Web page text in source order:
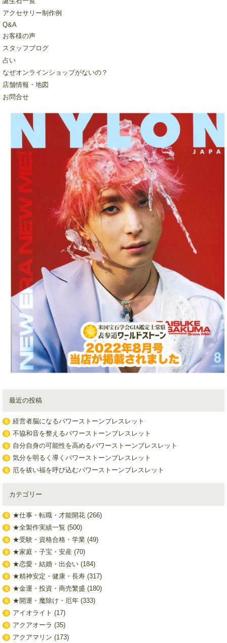
アクセサリー制作例
Q&A
お客様の声
スタッフブログ
占い
なぜオンラインショップがないの？
店舗情報・地図
お問合せ
最近の投稿
経営者脳になるパワーストーンブレスレット
不協和音を整えるパワーストーンブレスレット
自分自身の可能性を高めるパワーストーンブレスレット
気分を明るく導くパワーストーンブレスレット
厄を祓い福を呼び込むパワーストーンブレスレット
カテゴリー
★仕事・転職・才能開花(266)
★全製作実績一覧 (500)
★受験・資格合格・学業(49)
★家庭・子宝・安産(70)
★恋愛・結婚・出会い(184)
★精神安定・健康・長寿(317)
★金運・投資・商売繁盛 (180)
★開運・魔除け・厄年(333)
アイオライト (17)
アクアオーラ (35)
アクアマリン (173)